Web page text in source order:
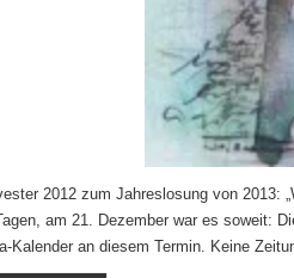
2012 zum Jahreslosung von 2013:
am 21. Dezember war es soweit:
Kalender an diesem Termin. Keine